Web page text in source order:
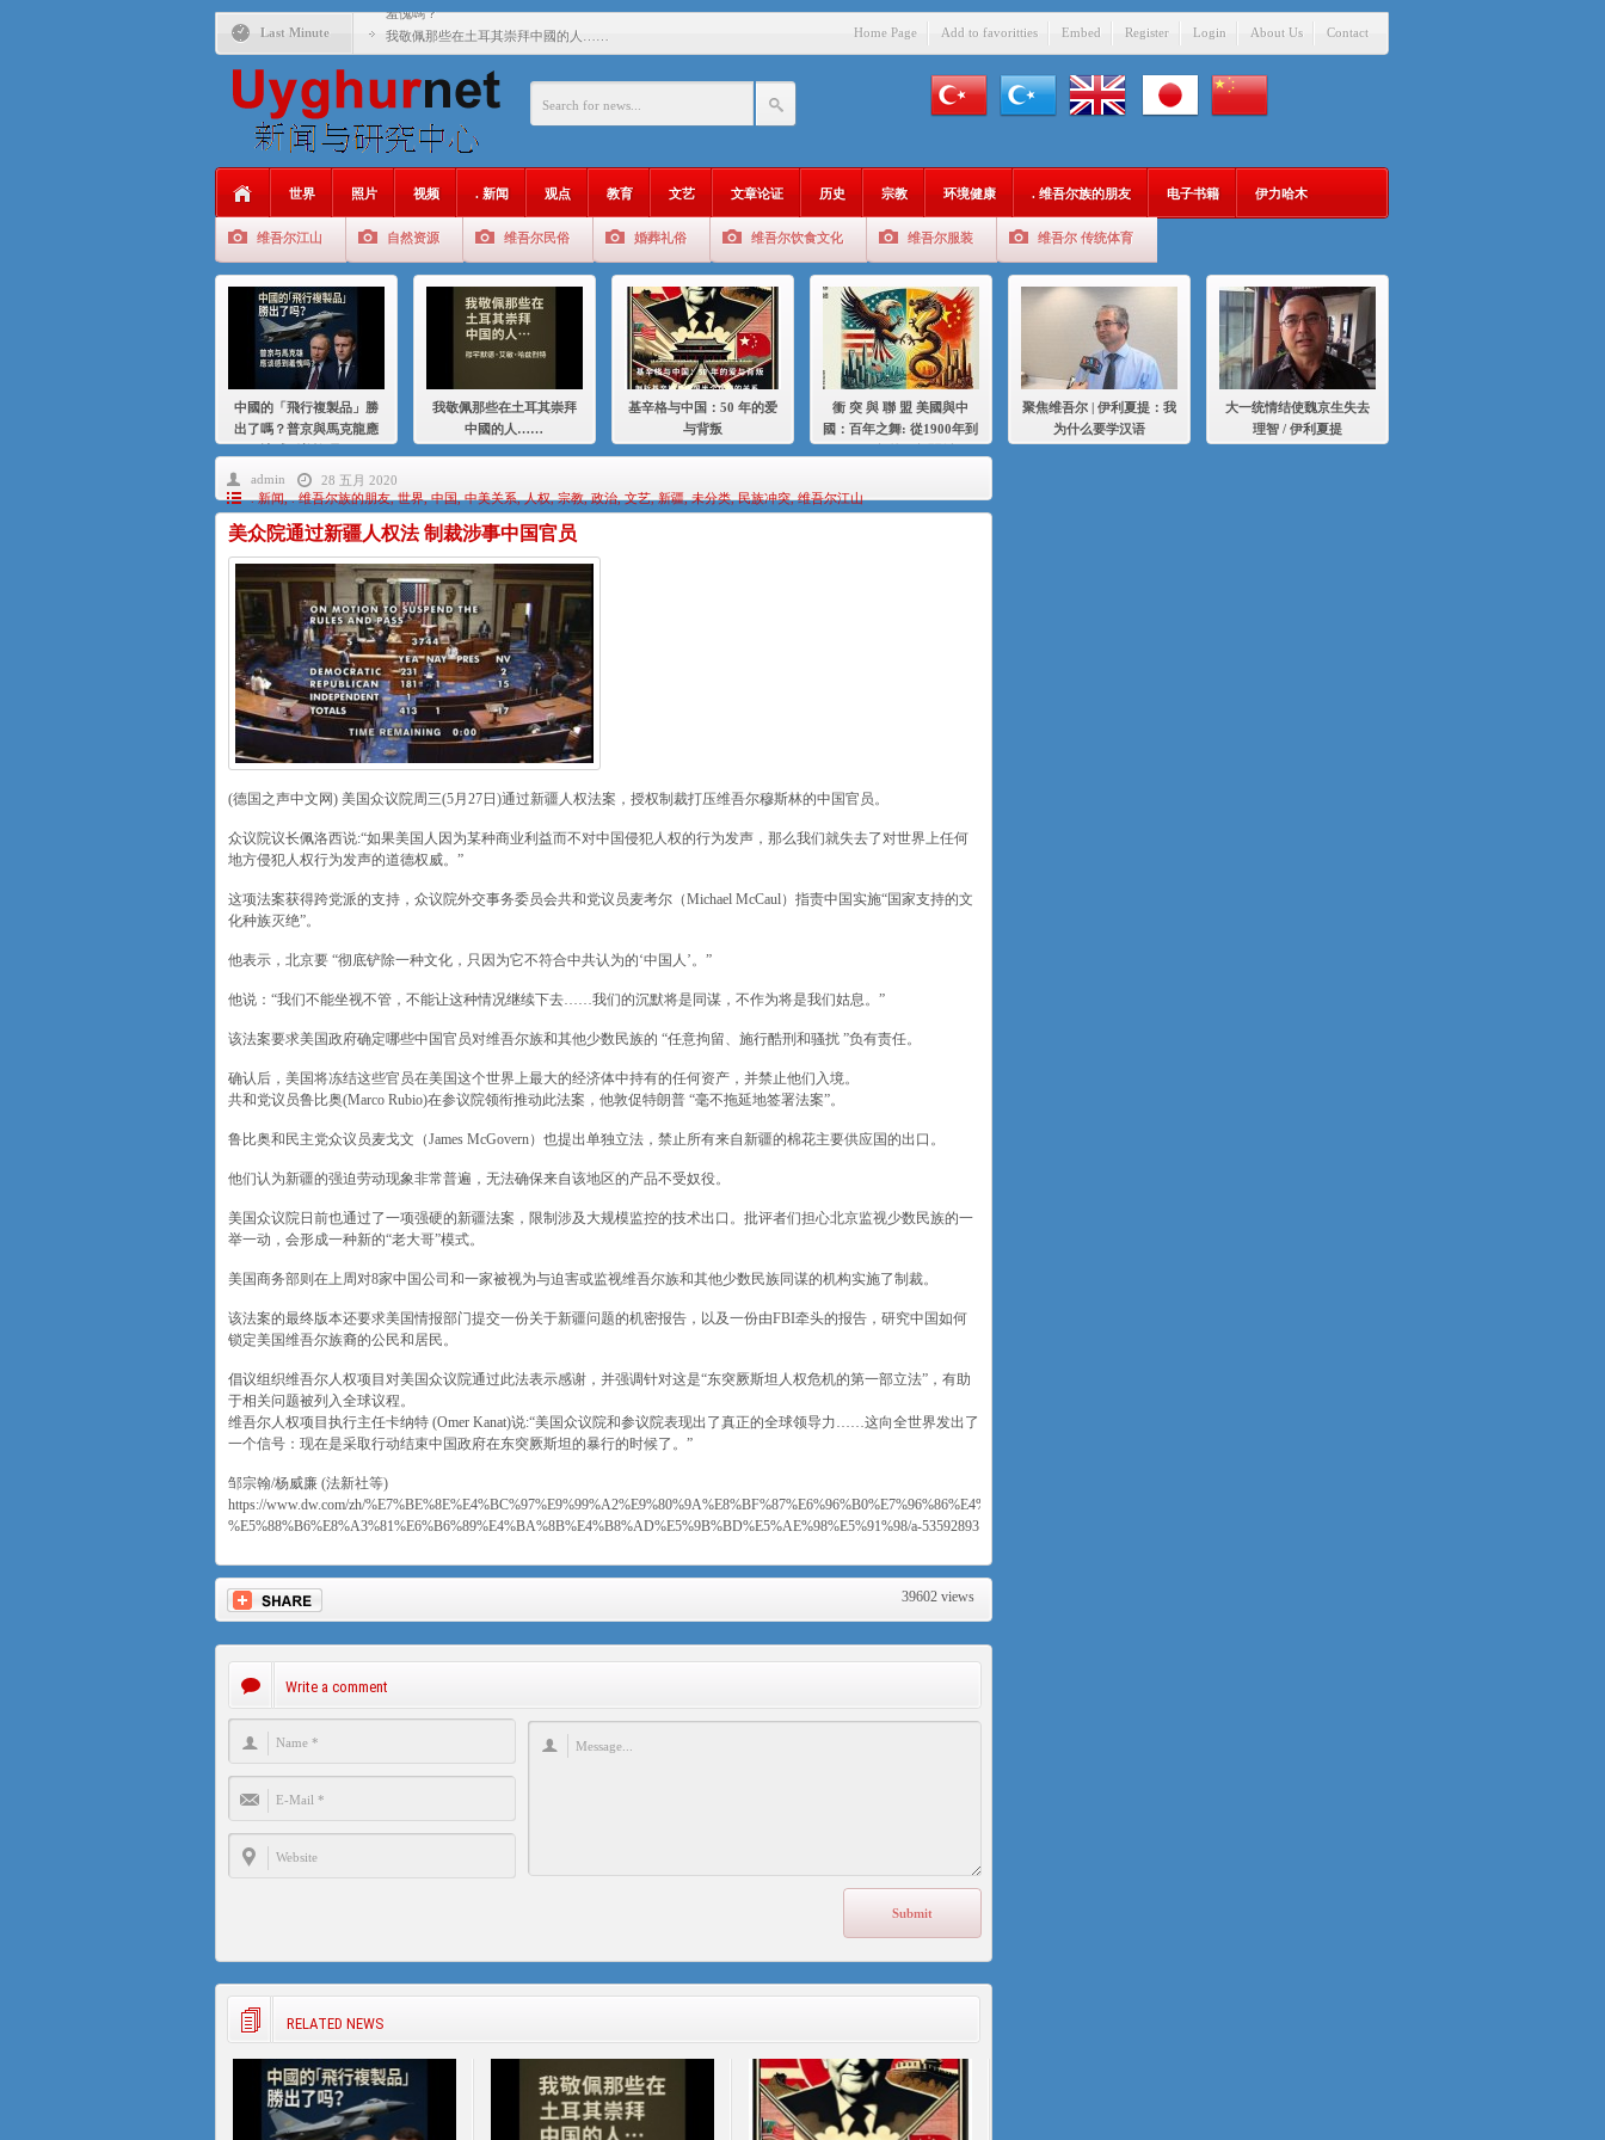
Last Minute
羞愧嗎？
我敬佩那些在土耳其崇拜中國的人……
基辛格与中国：50 年的爱与背叛
年的百年關係
大一统情结使魏京生失去理智 / 伊利夏提
伊利夏提：在自责与内疚中的挣扎
伊利夏提：消失在集中营的红衣女孩
伊利夏提：维吾尔种族灭绝
Home Page Add to favoritties Embed Register Login About Us Contact
世界 照片 视频 . 新闻 观点 教育 文艺 文章论证 历史 宗教 环境健康 . 维吾尔族的朋友 电子书籍 伊力哈木
维吾尔江山 自然资源 维吾尔民俗 婚葬礼俗 维吾尔饮食文化 维吾尔服装 维吾尔 传统体育
中國的「飛行複製品」勝
出了嗎？普京與馬克龍應
我敬佩那些在土耳其崇拜
中國的人……
基辛格与中国：50 年的爱
与背叛
衝 突 與 聯 盟 美國與中
國：百年之舞: 從1900年到
聚焦维吾尔 | 伊利夏提：我
为什么要学汉语
大一统情结使魏京生失去
理智 / 伊利夏提
admin
28 五月 2020
. 新闻,. 维吾尔族的朋友,世界,中国,中美关系,人权,宗教,政治,文艺,新疆,未分类,民族冲突,维吾尔江山
美众院通过新疆人权法 制裁涉事中国官员
(德国之声中文网) 美国众议院周三(5月27日)通过新疆人权法案，授权制裁打压维吾尔穆斯林的中国官员。
众议院议长佩洛西说:“如果美国人因为某种商业利益而不对中国侵犯人权的行为发声，那么我们就失去了对世界上任何
地方侵犯人权行为发声的道德权威。”
这项法案获得跨党派的支持，众议院外交事务委员会共和党议员麦考尔（Michael McCaul）指责中国实施“国家支持的文
化种族灭绝”。
他表示，北京要 “彻底铲除一种文化，只因为它不符合中共认为的‘中国人’。”
他说：“我们不能坐视不管，不能让这种情况继续下去……我们的沉默将是同谋，不作为将是我们姑息。”
该法案要求美国政府确定哪些中国官员对维吾尔族和其他少数民族的 “任意拘留、施行酷刑和骚扰 ”负有责任。
确认后，美国将冻结这些官员在美国这个世界上最大的经济体中持有的任何资产，并禁止他们入境。
共和党议员鲁比奥(Marco Rubio)在参议院领衔推动此法案，他敦促特朗普 “毫不拖延地签署法案”。
鲁比奥和民主党众议员麦戈文（James McGovern）也提出单独立法，禁止所有来自新疆的棉花主要供应国的出口。
他们认为新疆的强迫劳动现象非常普遍，无法确保来自该地区的产品不受奴役。
美国众议院日前也通过了一项强硬的新疆法案，限制涉及大规模监控的技术出口。批评者们担心北京监视少数民族的一
举一动，会形成一种新的“老大哥”模式。
美国商务部则在上周对8家中国公司和一家被视为与迫害或监视维吾尔族和其他少数民族同谋的机构实施了制裁。
该法案的最终版本还要求美国情报部门提交一份关于新疆问题的机密报告，以及一份由FBI牵头的报告，研究中国如何
锁定美国维吾尔族裔的公民和居民。
倡议组织维吾尔人权项目对美国众议院通过此法表示感谢，并强调针对这是“东突厥斯坦人权危机的第一部立法”，有助
于相关问题被列入全球议程。
维吾尔人权项目执行主任卡纳特 (Omer Kanat)说:“美国众议院和参议院表现出了真正的全球领导力……这向全世界发出了
一个信号：现在是采取行动结束中国政府在东突厥斯坦的暴行的时候了。”
邹宗翰/杨威廉 (法新社等)
https://www.dw.com/zh/%E7%BE%8E%E4%BC%97%E9%99%A2%E9%80%9A%E8%BF%87%E6%96%B0%E7%96%86%E4%BA%BA%E6%9D%83%E6%B3%95-
%E5%88%B6%E8%A3%81%E6%B6%89%E4%BA%8B%E4%B8%AD%E5%9B%BD%E5%AE%98%E5%91%98/a-53592893
39602 views
Write a comment
RELATED NEWS